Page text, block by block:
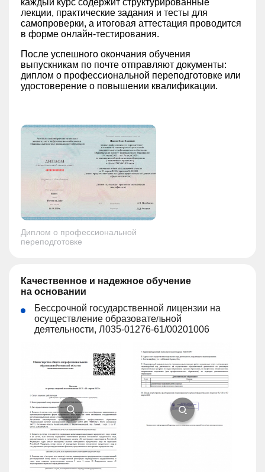
каждый курс содержит структурированные
лекции, практические задания и тесты для
самопроверки, а итоговая аттестация проводится
в форме онлайн-тестирования.
После успешного окончания обучения
выпускникам по почте отправляют документы:
диплом о профессиональной переподготовке или
удостоверение о повышении квалификации.
Диплом о профессиональной
переподготовке
Качественное и надежное обучение
на основании
Бессрочной государственной лицензии на
осуществление образовательной
деятельности, Л035-01276-61/00201006